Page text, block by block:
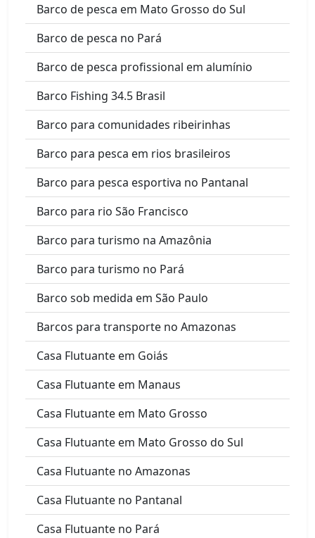
Barco de pesca em Mato Grosso do Sul
Barco de pesca no Pará
Barco de pesca profissional em alumínio
Barco Fishing 34.5 Brasil
Barco para comunidades ribeirinhas
Barco para pesca em rios brasileiros
Barco para pesca esportiva no Pantanal
Barco para rio São Francisco
Barco para turismo na Amazônia
Barco para turismo no Pará
Barco sob medida em São Paulo
Barcos para transporte no Amazonas
Casa Flutuante em Goiás
Casa Flutuante em Manaus
Casa Flutuante em Mato Grosso
Casa Flutuante em Mato Grosso do Sul
Casa Flutuante no Amazonas
Casa Flutuante no Pantanal
Casa Flutuante no Pará